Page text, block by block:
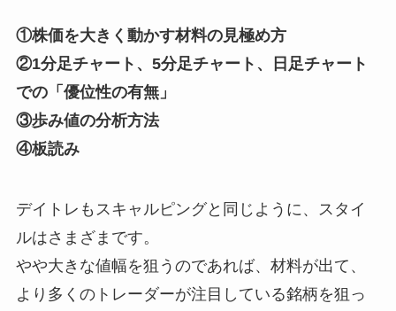
①株価を大きく動かす材料の見極め方
②1分足チャート、5分足チャート、日足チャート
での「優位性の有無」
③歩み値の分析方法
④板読み
デイトレもスキャルピングと同じように、スタイ
ルはさまざまです。
やや大きな値幅を狙うのであれば、材料が出て、
より多くのトレーダーが注目している銘柄を狙っ